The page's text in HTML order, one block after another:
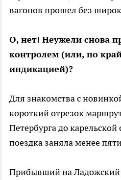
вагонов прошел без
О, нет! Неужели снова
контролем (или, по
индикацией)?
Для знакомства с
короткий отрезок
Петербурга до
поездка заняла менее
Прибывший на Ладожский